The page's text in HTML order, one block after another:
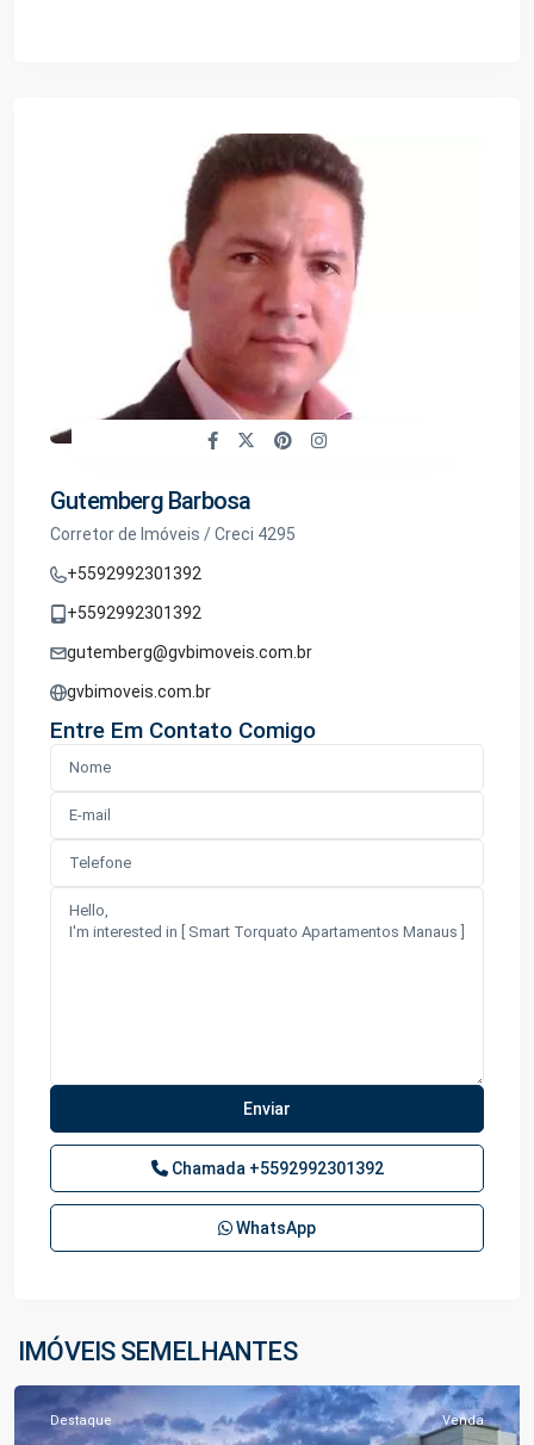
Gutemberg Barbosa
Corretor de Imóveis / Creci 4295
+5592992301392
+5592992301392
gutemberg@gvbimoveis.com.br
gvbimoveis.com.br
Entre Em Contato Comigo
Chamada +5592992301392
WhatsApp
IMÓVEIS SEMELHANTES
Nova
Manaus
Destaque Venda